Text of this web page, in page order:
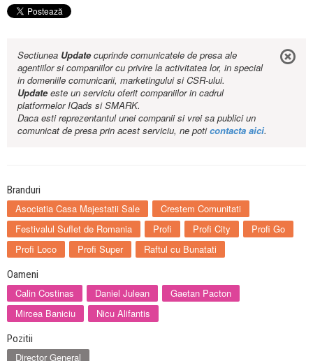
Sectiunea Updatecuprinde comunicatele de presa ale
agentiilor si companiilor cu privire la activitatea lor, in special
in domeniile comunicarii, marketingului si CSR-ului.
Updateeste un serviciu oferit companiilor in cadrul
platformelor IQads si SMARK.
Daca esti reprezentantul unei companii si vrei sa publici un
comunicat de presa prin acest serviciu, ne poticontacta aici.
Branduri
Asociatia Casa Majestatii Sale
Crestem Comunitati
Festivalul Suflet de Romania
Profi Profi City
Profi Go
Profi Loco
Profi Super Raftul cu Bunatati
Oameni
Calin Costinas Daniel Julean
Gaetan Pacton
Mircea Baniciu
Nicu Alifantis
Pozitii
Director General